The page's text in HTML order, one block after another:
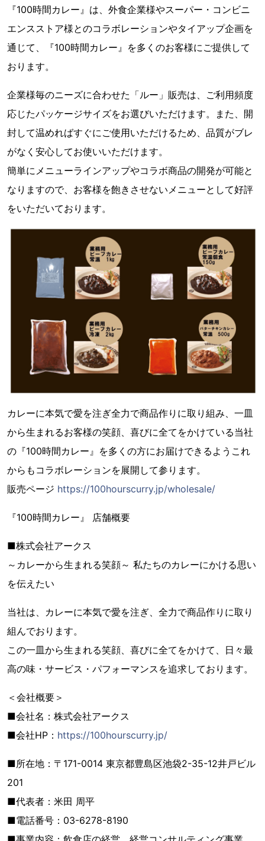
『100時間カレー』は、外食企業様やスーパー・コンビニ
エンスストア様とのコラボレーションやタイアップ企画を
通じて、『100時間カレー』を多くのお客様にご提供して
おります。
企業様毎のニーズに合わせた「ルー」販売は、ご利用頻度
応じたパッケージサイズをお選びいただけます。また、開
封して温めればすぐにご使用いただけるため、品質がブレ
がなく安心してお使いいただけます。
簡単にメニューラインアップやコラボ商品の開発が可能と
なりますので、お客様を飽きさせないメニューとして好評
をいただいております。
カレーに本気で愛を注ぎ全力で商品作りに取り組み、一皿
から生まれるお客様の笑顔、喜びに全てをかけている当社
の『100時間カレー』を多くの方にお届けできるようこれ
からもコラボレーションを展開して参ります。
販売ページ https://100hourscurry.jp/wholesale/
『100時間カレー』 店舗概要
■株式会社アークス
～カレーから生まれる笑顔～ 私たちのカレーにかける思い
を伝えたい
当社は、カレーに本気で愛を注ぎ、全力で商品作りに取り
組んでおります。
この一皿から生まれる笑顔、喜びに全てをかけて、日々最
高の味・サービス・パフォーマンスを追求しております。
＜会社概要＞
■会社名：株式会社アークス
■会社HP： https://100hourscurry.jp/
■所在地：〒171-0014 東京都豊島区池袋2-35-12井戸ビル
201
■代表者：米田 周平
■電話番号：03-6278-8190